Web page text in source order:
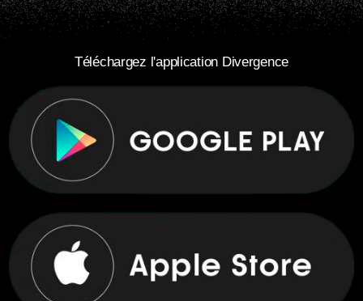
Téléchargez l'application Divergence